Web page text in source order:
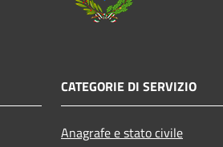
CATEGORIE DI SERVIZIO
Anagrafe e stato civile